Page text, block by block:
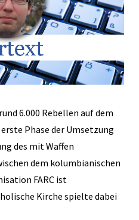
6.000 Rebellen auf dem
Phase der Umsetzung
des mit Waffen
dem kolumbianischen
FARC ist
Kirche spielte dabei